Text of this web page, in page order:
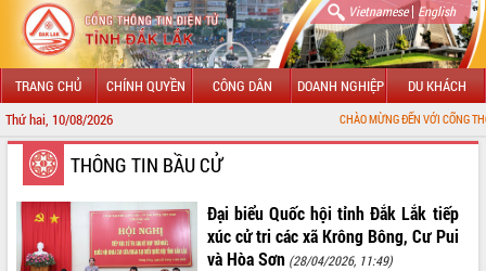
Vietnamese| English
TRANG CHỦ CHÍNH QUYỀN CÔNG DÂN DOANH NGHIỆP DU KHÁCH
Thứ hai, 10/08/2026 CHÀO MỪNG ĐẾN VỚI CỔNG THÔNG TIN ĐIỆN TỬ
THÔNG TIN BẦU CỬ
Đại biểu Quốc hội tỉnh Đắk Lắk tiếp
xúc cử tri các xã Krông Bông, Cư Pui
và Hòa Sơn (28/04/2026, 11:49)